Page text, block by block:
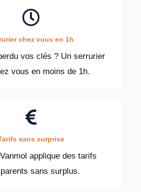
chez vous en 1h
vos clés ? Un serrurier
vous en moins de 1h.
sans surprise
applique des tarifs
sans surplus.